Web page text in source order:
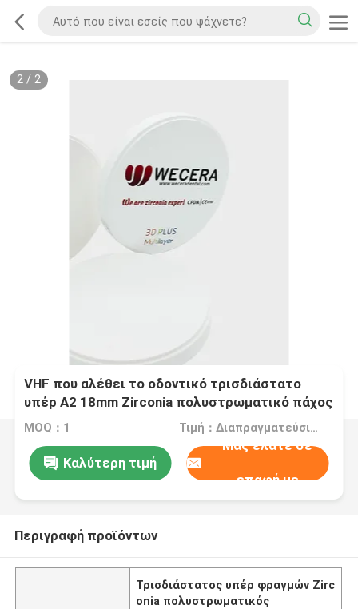
2/ 2
VHF που αλέθει το οδοντικό τρισδιάστατο
υπέρ A2 18mm Zirconia πολυστρωματικό πάχος
φραγμών
MOQ：1 Τιμή：Διαπραγματεύσιμα
Καλύτερη τιμή
Μας ελάτε σε
επαφή με
Περιγραφή προϊόντων
Τρισδιάστατος υπέρ φραγμών Zirc
onia πολυστρωματικός